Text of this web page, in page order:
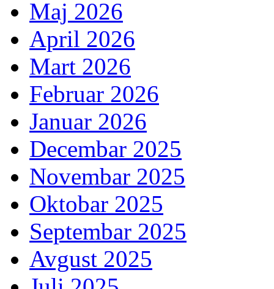
Maj 2026
April 2026
Mart 2026
Februar 2026
Januar 2026
Decembar 2025
Novembar 2025
Oktobar 2025
Septembar 2025
Avgust 2025